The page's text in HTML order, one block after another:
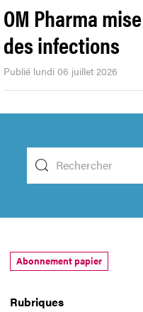
OM Pharma
des infections
Publié lundi 06 juillet 2026
Rubriques
Abonnement papier